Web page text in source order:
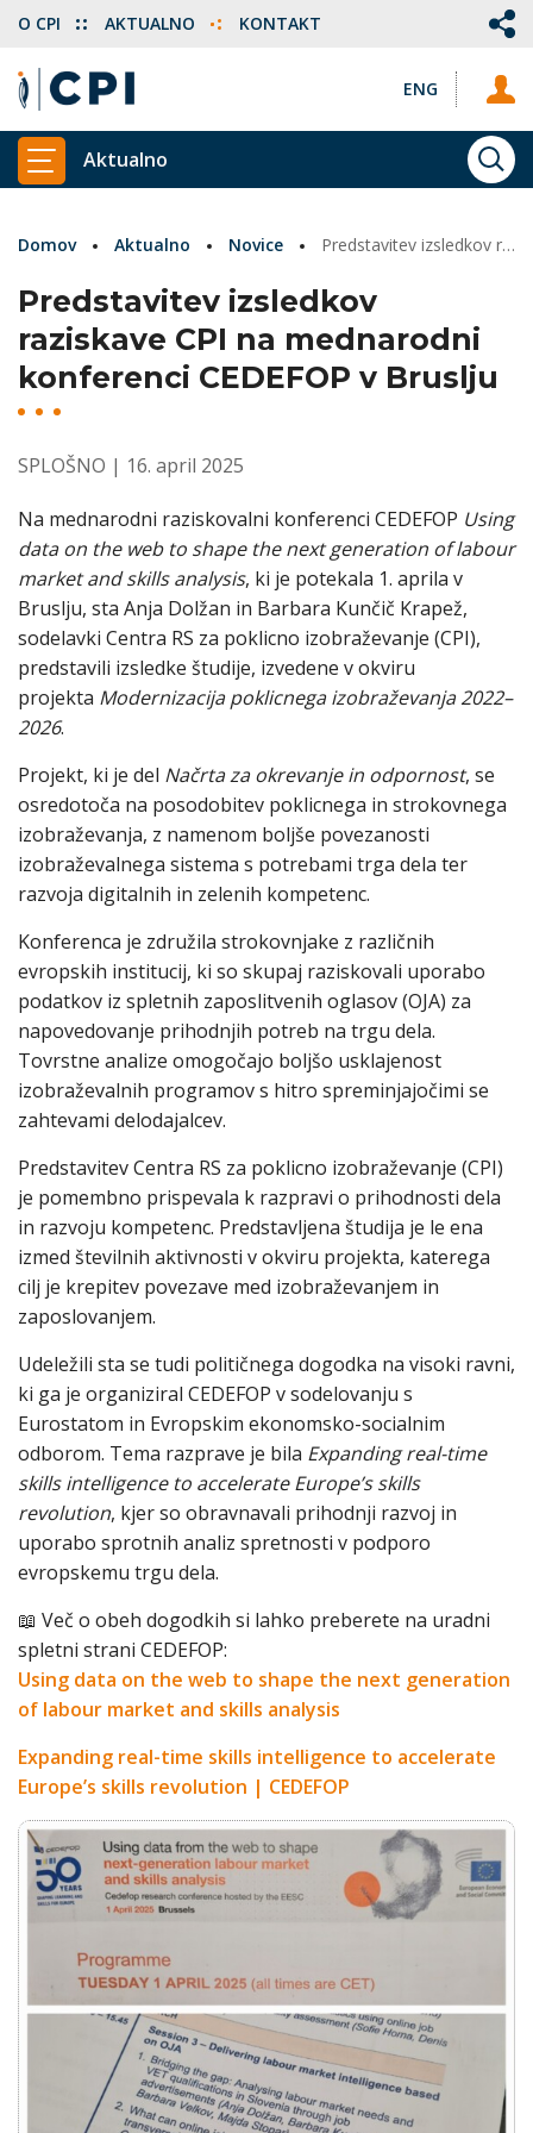
ENG
O CPI AKTUALNO KONTAKT
PRIKAŽI GLAVNI MENI
Aktualno
Domov Aktualno Novice Predstavitev izsledkov raziskave CPI na mednarodni konferenci CEDEFOP v Bruslju
Predstavitev izsledkov
raziskave CPI na mednarodni
konferenci CEDEFOP v Bruslju
SPLOŠNO | 16. april 2025
Na mednarodni raziskovalni konferenci CEDEFOP Using
data on the web to shape the next generation of labour
market and skills analysis, ki je potekala 1. aprila v
Bruslju, sta Anja Dolžan in Barbara Kunčič Krapež,
sodelavki Centra RS za poklicno izobraževanje (CPI),
predstavili izsledke študije, izvedene v okviru
projekta Modernizacija poklicnega izobraževanja 2022–
2026.
Projekt, ki je del Načrta za okrevanje in odpornost, se
osredotoča na posodobitev poklicnega in strokovnega
izobraževanja, z namenom boljše povezanosti
izobraževalnega sistema s potrebami trga dela ter
razvoja digitalnih in zelenih kompetenc.
Konferenca je združila strokovnjake z različnih
evropskih institucij, ki so skupaj raziskovali uporabo
podatkov iz spletnih zaposlitvenih oglasov (OJA) za
napovedovanje prihodnjih potreb na trgu dela.
Tovrstne analize omogočajo boljšo usklajenost
izobraževalnih programov s hitro spreminjajočimi se
zahtevami delodajalcev.
Predstavitev Centra RS za poklicno izobraževanje (CPI)
je pomembno prispevala k razpravi o prihodnosti dela
in razvoju kompetenc. Predstavljena študija je le ena
izmed številnih aktivnosti v okviru projekta, katerega
cilj je krepitev povezave med izobraževanjem in
zaposlovanjem.
Udeležili sta se tudi političnega dogodka na visoki ravni,
ki ga je organiziral CEDEFOP v sodelovanju s
Eurostatom in Evropskim ekonomsko-socialnim
odborom. Tema razprave je bila Expanding real-time
skills intelligence to accelerate Europe’s skills
revolution, kjer so obravnavali prihodnji razvoj in
uporabo sprotnih analiz spretnosti v podporo
evropskemu trgu dela.
📖 Več o obeh dogodkih si lahko preberete na uradni
spletni strani CEDEFOP:
Using data on the web to shape the next generation
of labour market and skills analysis
Expanding real-time skills intelligence to accelerate
Europe’s skills revolution | CEDEFOP